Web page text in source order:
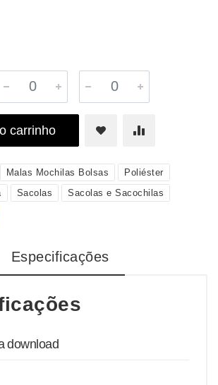
carrinho
Malas Mochilas Bolsas
Poliéster
Sacolas Sacolas e Sacochilas
Especificações
download